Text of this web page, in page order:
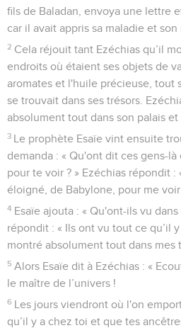
fils de Baladan, envoya une lettre
car il avait appris sa maladie et son
2 Cela réjouit tant Ezéchias qu’il
endroits où étaient ses objets de
aromates et l'huile précieuse, tout
se trouvait dans ses trésors.
absolument tout dans son palais
3 Le prophète Esaïe vint ensuite
demanda : « Qu'ont dit ces gens-
pour te voir ? » Ezéchias répondit :
éloigné, de Babylone, pour me
4 Esaïe ajouta : « Qu'ont-ils vu
répondit : « Ils ont vu tout ce qu’il
montré absolument tout dans mes
5 Alors Esaïe dit à Ezéchias : «
le maître de l’univers !
6 Les jours viendront où l'on
qu’il y a chez toi et que tes